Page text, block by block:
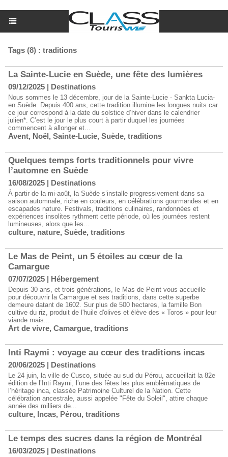
Tags (8) : traditions
La Sainte-Lucie en Suède, une fête des lumières
09/12/2025 | Destinations
Nous sommes le 13 décembre, jour de la Sainte-Lucie - Sankta Lucia-
en Suède. Depuis 400 ans, cette tradition illumine les longues nuits car
ce jour correspond à la date du solstice d’hiver dans le calendrier
julien*. C’est le jour le plus court à partir duquel les journées
commencent à allonger et...
Avent, Noël, Sainte-Lucie, Suède, traditions
Quelques temps forts traditionnels pour vivre
l’automne en Suède
16/08/2025 | Destinations
À partir de la mi-août, la Suède s’installe progressivement dans sa
saison automnale, riche en couleurs, en célébrations gourmandes et en
escapades nature. Festivals, traditions culinaires, randonnées et
expériences insolites rythment cette période, où les journées restent
lumineuses, alors que les...
culture, nature, Suède, traditions
Le Mas de Peint, un 5 étoiles au cœur de la
Camargue
07/07/2025 | Hébergement
Depuis 30 ans, et trois générations, le Mas de Peint vous accueille
pour découvrir la Camargue et ses traditions, dans cette superbe
demeure datant de 1602. Sur plus de 500 hectares, la famille Bon
cultive du riz, produit de l'huile d'olives et élève des « Toros » pour leur
viande mais...
Art de vivre, Camargue, traditions
​Inti Raymi : voyage au cœur des traditions incas
20/06/2025 | Destinations
Le 24 juin, la ville de Cusco, située au sud du Pérou, accueillait la 82e
édition de l’Inti Raymi, l’une des fêtes les plus emblématiques de
l’héritage inca, classée Patrimoine Culturel de la Nation. Cette
célébration ancestrale, aussi appelée "Fête du Soleil", attire chaque
année des milliers de...
culture, Incas, Pérou, traditions
Le temps des sucres dans la région de Montréal
16/03/2025 | Destinations